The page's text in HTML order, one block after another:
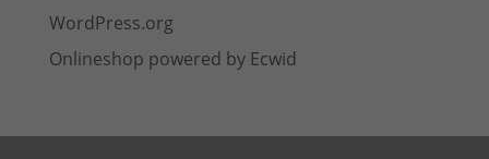
WordPress.org
Onlineshop powered by Ecwid